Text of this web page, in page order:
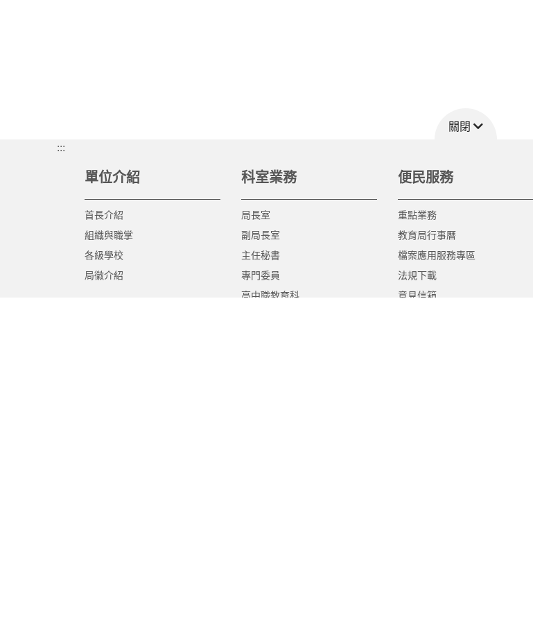
關閉
:::
單位介紹
首長介紹
組織與職掌
各級學校
局徽介紹
科室業務
局長室
副局長室
主任秘書
專門委員
高中職教育科
便民服務
重點業務
教育局行事曆
檔案應用服務專區
法規下載
意見信箱